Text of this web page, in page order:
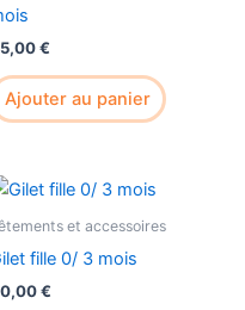
€
Ajouter au panier
et accessoires
fille 0/ 3 mois
€